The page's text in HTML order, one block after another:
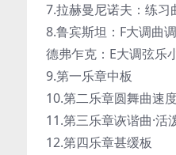
7.拉赫曼尼诺夫：练习
8.鲁宾斯坦：F大调曲调
德弗乍克：E大调弦乐
9.第一乐章中板
10.第二乐章圆舞曲速
11.第三乐章诙谐曲·活
12.第四乐章甚缓板